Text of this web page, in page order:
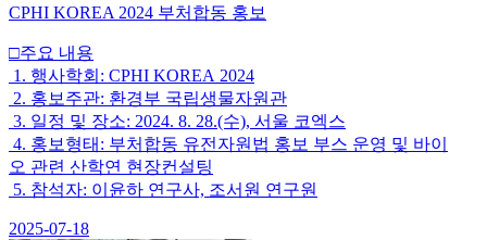
CPHI KOREA 2024 부처합동 홍보
□주요 내용
1. 행사학회: CPHI KOREA 2024
2. 홍보주관: 환경부 국립생물자원관
3. 일정 및 장소: 2024. 8. 28.(수), 서울 코엑스
4. 홍보형태: 부처합동 유전자원법 홍보 부스 운영 및 바이
오 관련 산학연 현장컨설팅
5. 참석자: 이윤하 연구사, 조서원 연구원
2025-07-18